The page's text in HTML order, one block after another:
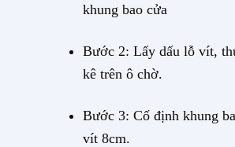
khung bao cửa
Bước 2: Lấy dấu lỗ vít,
kê trên ô chờ.
Bước 3: Cố định khung
vít 8cm.